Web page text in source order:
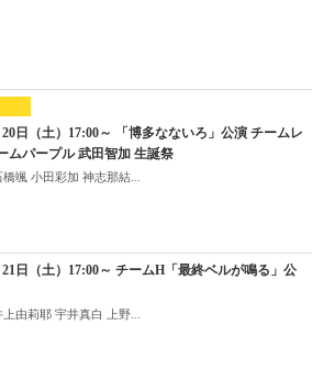
20日（土）17:00～ 「博多なないろ」公演 チームレ
ムパープル 武田智加 生誕祭
颯 小田彩加 神志那結...
21日（土）17:00～ チームH「最終ベルが鳴る」公
由莉耶 宇井真白 上野...